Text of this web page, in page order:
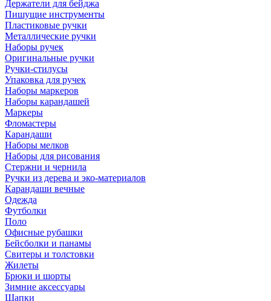
Держатели для бейджа
Пишущие инструменты
Пластиковые ручки
Металлические ручки
Наборы ручек
Оригинальные ручки
Ручки-стилусы
Упаковка для ручек
Наборы маркеров
Наборы карандашей
Маркеры
Фломастеры
Карандаши
Наборы мелков
Наборы для рисования
Стержни и чернила
Ручки из дерева и эко-материалов
Карандаши вечные
Одежда
Футболки
Поло
Офисные рубашки
Бейсболки и панамы
Свитеры и толстовки
Жилеты
Брюки и шорты
Зимние аксессуары
Шапки